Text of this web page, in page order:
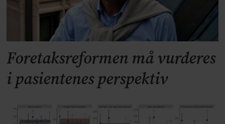
Foretaksreformen må vurderes
i pasientenes perspektiv